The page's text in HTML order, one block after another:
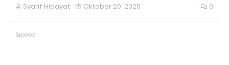
Syarif Hidayat Oktober 20, 2025 0
Sponsor